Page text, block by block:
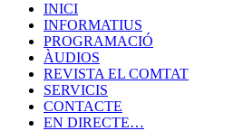
INICI
INFORMATIUS
PROGRAMACIÓ
ÀUDIOS
REVISTA EL COMTAT
SERVICIS
CONTACTE
EN DIRECTE…